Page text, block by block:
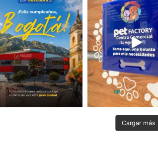
Cargar más